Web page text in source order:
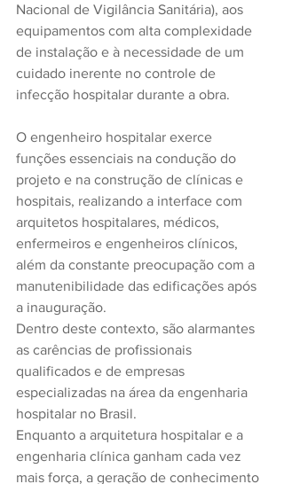
Nacional de Vigilância Sanitária), aos
equipamentos com alta complexidade
de instalação e à necessidade de um
cuidado inerente no controle de
infecção hospitalar durante a obra.
O engenheiro hospitalar exerce
funções essenciais na condução do
projeto e na construção de clínicas e
hospitais, realizando a interface com
arquitetos hospitalares, médicos,
enfermeiros e engenheiros clínicos,
além da constante preocupação com a
manutenibilidade das edificações após
a inauguração.
Dentro deste contexto, são alarmantes
as carências de profissionais
qualificados e de empresas
especializadas na área da engenharia
hospitalar no Brasil.
Enquanto a arquitetura hospitalar e a
engenharia clínica ganham cada vez
mais força, a geração de conhecimento